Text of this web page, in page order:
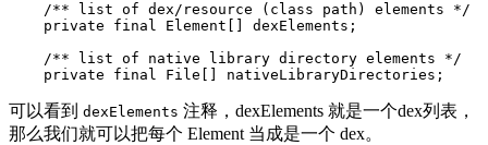
/** list of dex/resource (class path) elements */
private
final Element dexElements ;
/** list of native library directory elements */
private
final File nativeLibraryDirectories ;
可以看到 dexElements 注释，dexElements 就是一个dex列表，
那么我们就可以把每个 Element 当成是一个 dex。